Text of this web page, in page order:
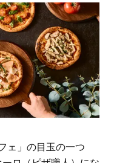
ェ」の目玉の一つ